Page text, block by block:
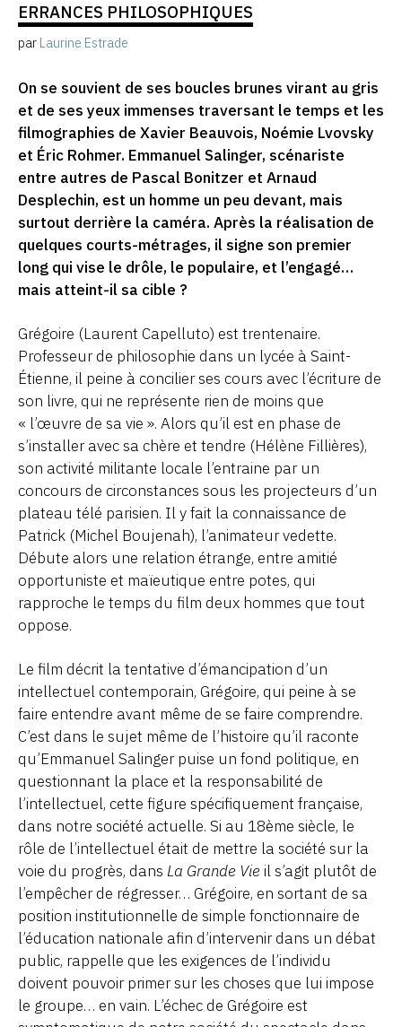
ERRANCES PHILOSOPHIQUES
par Laurine Estrade
On se souvient de ses boucles brunes virant au gris
et de ses yeux immenses traversant le temps et les
filmographies de Xavier Beauvois, Noémie Lvovsky
et Éric Rohmer. Emmanuel Salinger, scénariste
entre autres de Pascal Bonitzer et Arnaud
Desplechin, est un homme un peu devant, mais
surtout derrière la caméra. Après la réalisation de
quelques courts-métrages, il signe son premier
long qui vise le drôle, le populaire, et l’engagé…
mais atteint-il sa cible ?
Grégoire (Laurent Capelluto) est trentenaire.
Professeur de philosophie dans un lycée à Saint-
Étienne, il peine à concilier ses cours avec l’écriture de
son livre, qui ne représente rien de moins que
« l’œuvre de sa vie ». Alors qu’il est en phase de
s’installer avec sa chère et tendre (Hélène Fillières),
son activité militante locale l’entraine par un
concours de circonstances sous les projecteurs d’un
plateau télé parisien. Il y fait la connaissance de
Patrick (Michel Boujenah), l’animateur vedette.
Débute alors une relation étrange, entre amitié
opportuniste et maïeutique entre potes, qui
rapproche le temps du film deux hommes que tout
oppose.
Le film décrit la tentative d’émancipation d’un
intellectuel contemporain, Grégoire, qui peine à se
faire entendre avant même de se faire comprendre.
C’est dans le sujet même de l’histoire qu’il raconte
qu’Emmanuel Salinger puise un fond politique, en
questionnant la place et la responsabilité de
l’intellectuel, cette figure spécifiquement française,
dans notre société actuelle. Si au 18ème siècle, le
rôle de l’intellectuel était de mettre la société sur la
voie du progrès, dans La Grande Vie il s’agit plutôt de
l’empêcher de régresser… Grégoire, en sortant de sa
position institutionnelle de simple fonctionnaire de
l’éducation nationale afin d’intervenir dans un débat
public, rappelle que les exigences de l’individu
doivent pouvoir primer sur les choses que lui impose
le groupe… en vain. L’échec de Grégoire est